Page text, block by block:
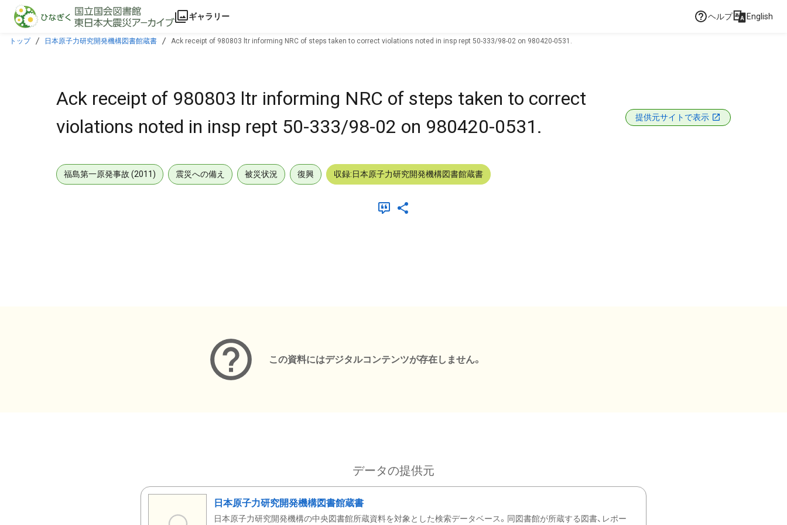
本文に飛ぶ
ギャラリー ヘルプ English
トップ 日本原子力研究開発機構図書館蔵書 Ack receipt of 980803 ltr informing NRC of steps taken to correct violations noted in insp rept 50-333/98-02 on 980420-0531.
Ack receipt of 980803 ltr informing NRC of steps taken to correct
violations noted in insp rept 50-333/98-02 on 980420-0531.
提供元サイトで表示
福島第一原発事故 (2011) 震災への備え 被災状況 復興 収録:日本原子力研究開発機構図書館蔵書
この資料にはデジタルコンテンツが存在しません。
データの提供元
日本原子力研究開発機構図書館蔵書
日本原子力研究開発機構の中央図書館所蔵資料を対象とした検索データベース。同図書館が所蔵する図書、レポー